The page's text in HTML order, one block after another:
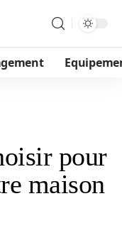
pour
maison